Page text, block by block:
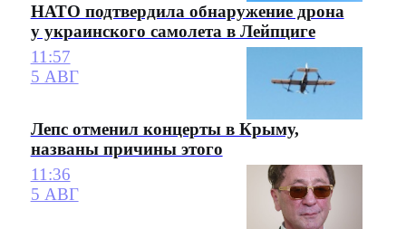
НАТО подтвердила обнаружение дрона
у украинского самолета в Лейпциге
11:57
5 АВГ
Лепс отменил концерты в Крыму,
названы причины этого
11:36
5 АВГ